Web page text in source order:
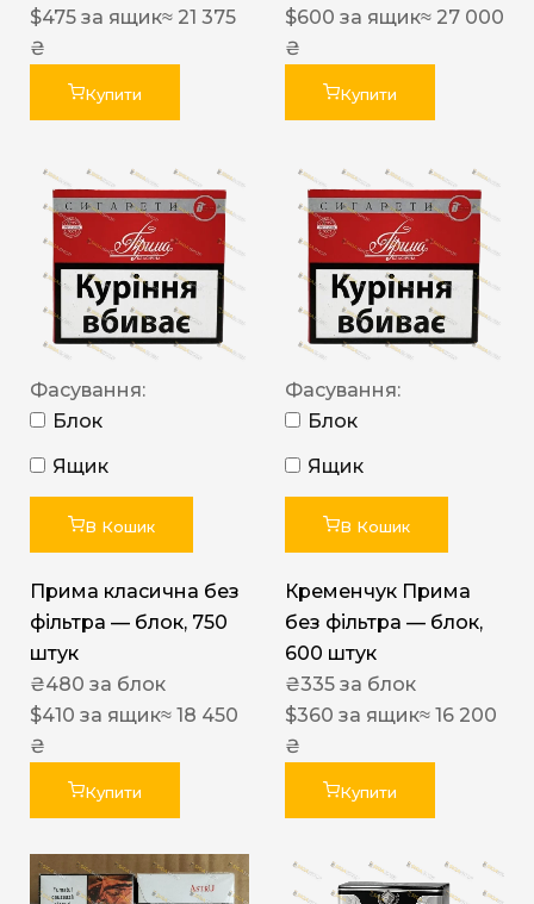
$475 за ящик≈ 21 375
₴
Купити
$600 за ящик≈ 27 000
₴
Купити
Фасування:
Блок
Ящик
В Кошик
Прима класична без
фільтра — блок, 750
штук
₴480 за блок
$410 за ящик≈ 18 450
₴
Купити
Фасування:
Блок
Ящик
В Кошик
Кременчук Прима
без фільтра — блок,
600 штук
₴335 за блок
$360 за ящик≈ 16 200
₴
Купити